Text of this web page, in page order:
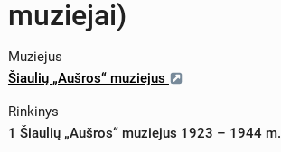
muziejai)
Muziejus
Šiaulių „Aušros“ muziejus
Rinkinys
1 Šiaulių „Aušros“ muziejus 1923 – 1944 m.